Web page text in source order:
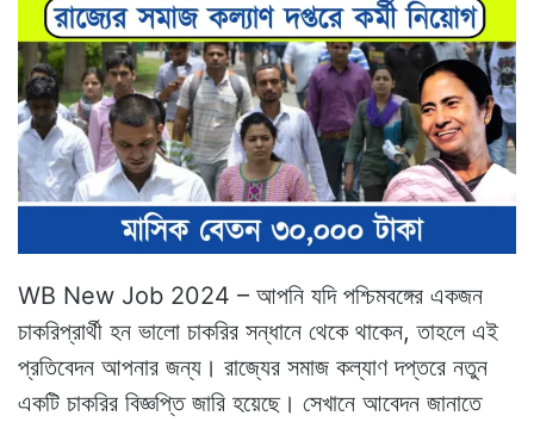
WB New Job 2024 – আপনি যদি পশ্চিমবঙ্গের একজন
চাকরিপ্রার্থী হন ভালো চাকরির সন্ধানে থেকে থাকেন, তাহলে এই
প্রতিবেদন আপনার জন্য। রাজ্যের সমাজ কল্যাণ দপ্তরে নতুন
একটি চাকরির বিজ্ঞপ্তি জারি হয়েছে। সেখানে আবেদন জানাতে